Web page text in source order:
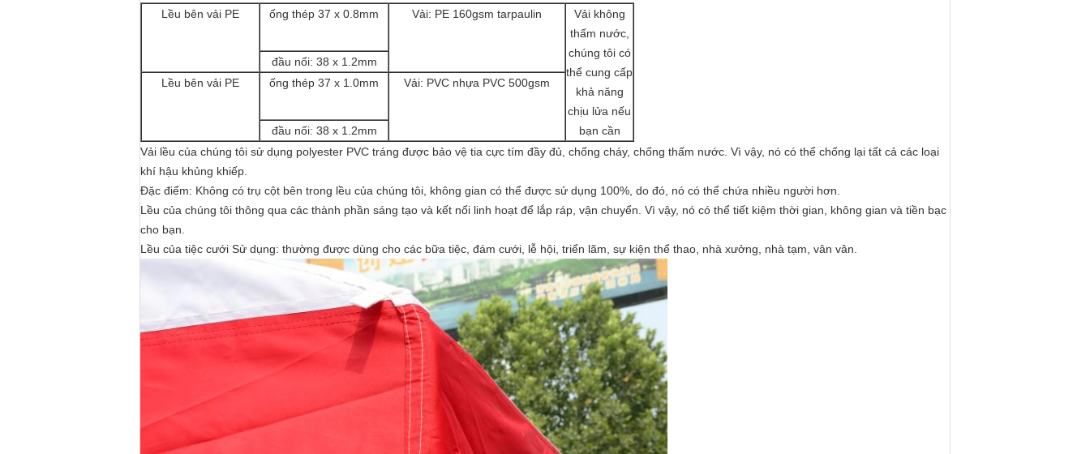
Lều bên vải PE
ống thép 37 x 0.8mm Vải: PE 160gsm tarpaulin
Vải không
thấm nước,
chúng tôi có
thể cung cấp
khả năng
chịu lửa nếu
bạn cần
đầu nối: 38 x 1.2mm
Lều bên vải PE
ống thép 37 x 1.0mm Vải: PVC nhựa PVC 500gsm
đầu nối: 38 x 1.2mm
Vải lều của chúng tôi sử dụng polyester PVC tráng được bảo vệ tia cực tím đầy đủ, chống cháy, chống thấm nước. Vì vậy, nó có thể chống lại tất cả các loại
khí hậu khủng khiếp.
Đặc điểm: Không có trụ cột bên trong lều của chúng tôi, không gian có thể được sử dụng 100%, do đó, nó có thể chứa nhiều người hơn.
Lều của chúng tôi thông qua các thành phần sáng tạo và kết nối linh hoạt để lắp ráp, vận chuyển. Vì vậy, nó có thể tiết kiệm thời gian, không gian và tiền bạc
cho bạn.
Lều của tiệc cưới Sử dụng: thường được dùng cho các bữa tiệc, đám cưới, lễ hội, triển lãm, sự kiện thể thao, nhà xưởng, nhà tạm, vân vân.